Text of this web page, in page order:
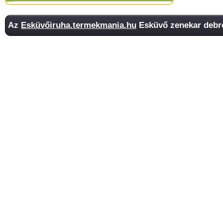
Az Esküvőiruha.termekmania.hu Esküvő zenekar